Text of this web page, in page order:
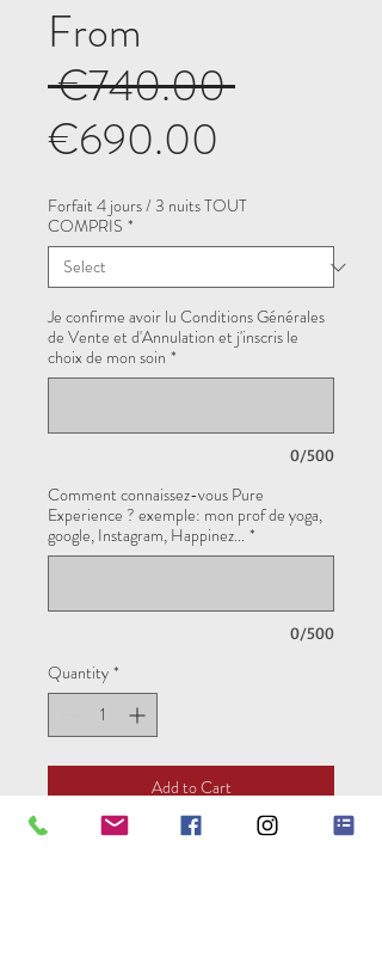
From
€740.00 Regular
€690.00
Price
Forfait 4 jours / 3 nuits TOUT
COMPRIS *
Je confirme avoir lu Conditions Générales
de Vente et d'Annulation et j'inscris le
choix de mon soin *
0/500
Comment connaissez-vous Pure
Experience ? exemple: mon prof de yoga,
google, Instagram, Happinez... *
0/500
Quantity *
Add to Cart